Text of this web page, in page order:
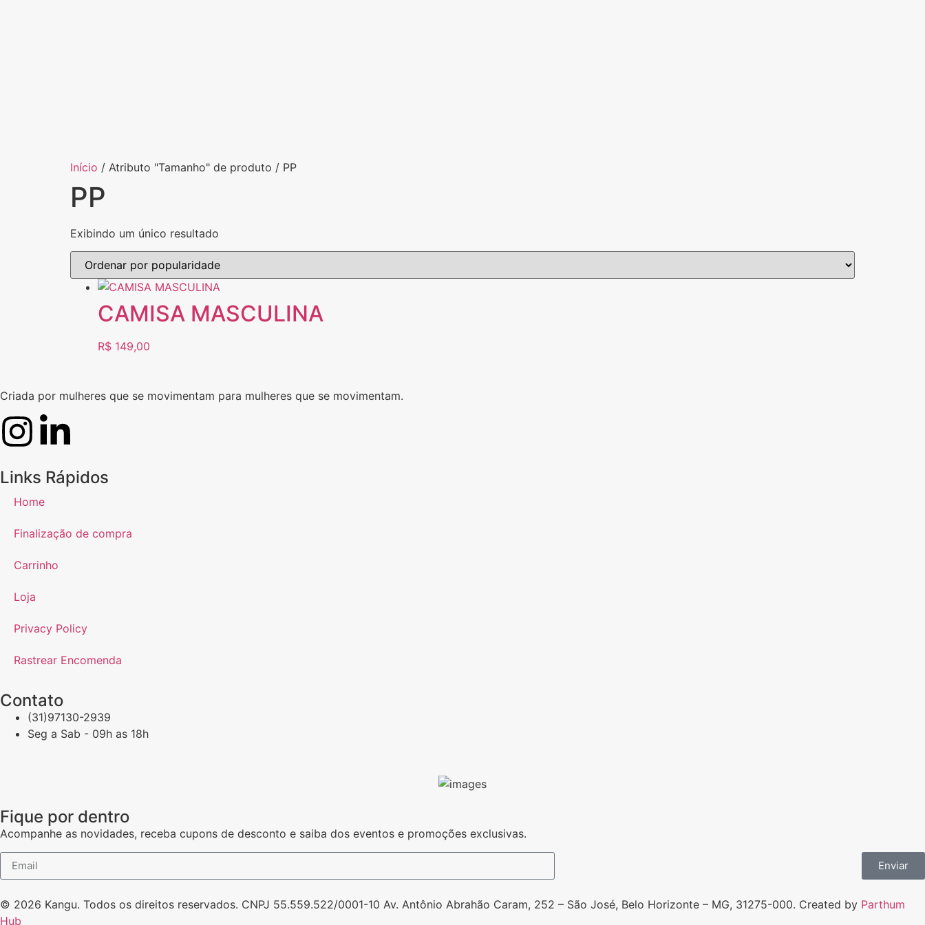
Início / Atributo "Tamanho" de produto / PP
PP
Exibindo um único resultado
CAMISA MASCULINA
R$ 149,00
Criada por mulheres que se movimentam para mulheres que se movimentam.
Links Rápidos
Home
Finalização de compra
Carrinho
Loja
Privacy Policy
Rastrear Encomenda
Contato
(31)97130-2939
Seg a Sab - 09h as 18h
Fique por dentro
Acompanhe as novidades, receba cupons de desconto e saiba dos eventos e promoções exclusivas.
Enviar
© 2026 Kangu. Todos os direitos reservados. CNPJ 55.559.522/0001-10 Av. Antônio Abrahão Caram, 252 – São José, Belo Horizonte – MG, 31275-000. Created by Parthum
Hub